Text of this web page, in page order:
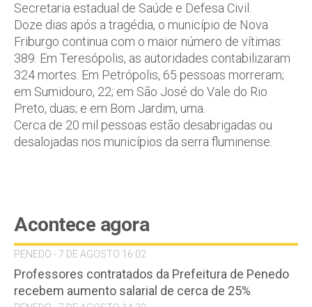
Secretaria estadual de Saúde e Defesa Civil.
Doze dias após a tragédia, o município de Nova
Friburgo continua com o maior número de vítimas:
389. Em Teresópolis, as autoridades contabilizaram
324 mortes. Em Petrópolis, 65 pessoas morreram;
em Sumidouro, 22; em São José do Vale do Rio
Preto, duas; e em Bom Jardim, uma.
Cerca de 20 mil pessoas estão desabrigadas ou
desalojadas nos municípios da serra fluminense.
Acontece agora
PENEDO - 7 DE AGOSTO 16:02
Professores contratados da Prefeitura de Penedo
recebem aumento salarial de cerca de 25%